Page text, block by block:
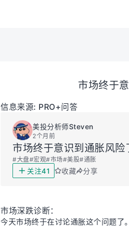
市场终于
信息来源: PRO+问答
美投分析师Steven
2个月前
市场终于意识到通胀风险
#大盘#宏观#市场#美股#通胀
关注41 收藏 分享
市场深跌诊断：
今天市场终于在讨论通胀这个问题了